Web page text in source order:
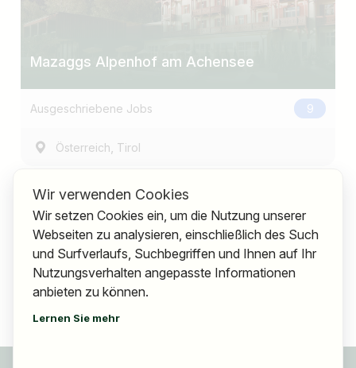
Mazaggs Alpenhof am Achensee
Ausgeschriebene Jobs 9
Österreich, Tirol
Wir verwenden Cookies
Wir setzen Cookies ein, um die Nutzung unserer
Webseiten zu analysieren, einschließlich des Such
und Surfverlaufs, Suchbegriffen und Ihnen auf Ihr
Nutzungsverhalten angepasste Informationen
anbieten zu können.
Lernen Sie mehr